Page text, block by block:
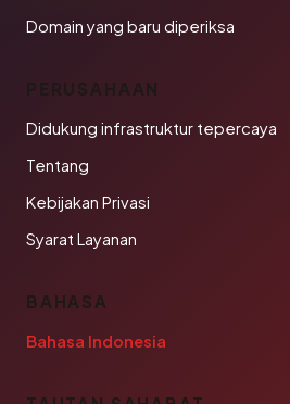
Domain yang baru diperiksa
PERUSAHAAN
Didukung infrastruktur tepercaya
Tentang
Kebijakan Privasi
Syarat Layanan
BAHASA
Bahasa Indonesia